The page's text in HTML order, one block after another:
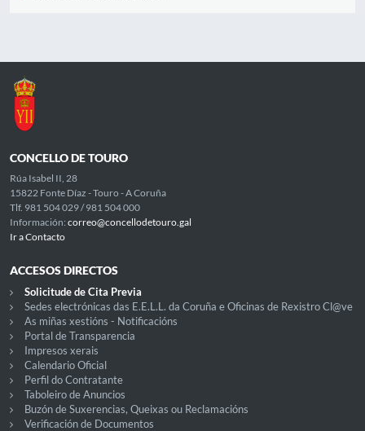
CONCELLO DE TOURO
Rúa Isabel II, 28
15822 Fonte Díaz - Touro - A Coruña
Tlf. 981 504 029 / 981 504 000
Información: correo@concellodetouro.gal
Ir a Contacto
ACCESOS DIRECTOS
Solicitude de Cita Previa
Sedes electrónicas das E.E.L.L. da Coruña e Oficinas de Rexistro Cl@ve
As miñas xestións - Notificacións
Portal de Transparencia
Impresos xerais
Calendario Oficial
Perfil do Contratante
Taboleiro de Anuncios
Buzón de Suxerencias, Queixas ou Reclamacións
Verificación de Documentos